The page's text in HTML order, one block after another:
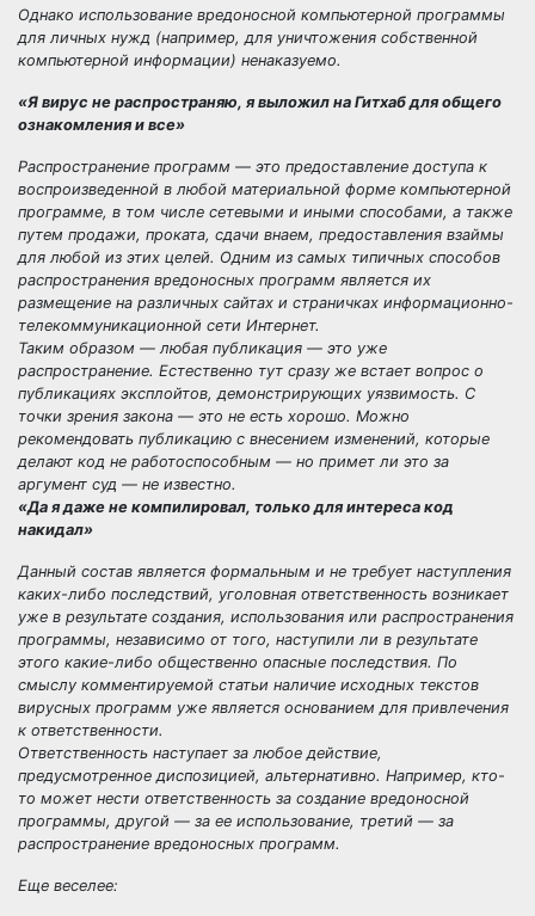
Однако использование вредоносной компьютерной программы
для личных нужд (например, для уничтожения собственной
компьютерной информации) ненаказуемо.
«Я вирус не распространяю, я выложил на Гитхаб для общего
ознакомления и все»
Распространение программ — это предоставление доступа к
воспроизведенной в любой материальной форме компьютерной
программе, в том числе сетевыми и иными способами, а также
путем продажи, проката, сдачи внаем, предоставления взаймы
для любой из этих целей. Одним из самых типичных способов
распространения вредоносных программ является их
размещение на различных сайтах и страничках информационно-
телекоммуникационной сети Интернет.
Таким образом — любая публикация — это уже
распространение. Естественно тут сразу же встает вопрос о
публикациях эксплойтов, демонстрирующих уязвимость. С
точки зрения закона — это не есть хорошо. Можно
рекомендовать публикацию с внесением изменений, которые
делают код не работоспособным — но примет ли это за
аргумент суд — не известно.
«Да я даже не компилировал, только для интереса код
накидал»
Данный состав является формальным и не требует наступления
каких-либо последствий, уголовная ответственность возникает
уже в результате создания, использования или распространения
программы, независимо от того, наступили ли в результате
этого какие-либо общественно опасные последствия. По
смыслу комментируемой статьи наличие исходных текстов
вирусных программ уже является основанием для привлечения
к ответственности.
Ответственность наступает за любое действие,
предусмотренное диспозицией, альтернативно. Например, кто-
то может нести ответственность за создание вредоносной
программы, другой — за ее использование, третий — за
распространение вредоносных программ.
Еще веселее: